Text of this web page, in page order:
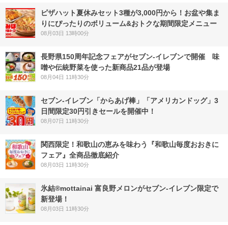
ピザハット夏休みセット3種が3,000円から！お盆や集ま
りにぴったりのボリューム&おトクな期間限定メニュー
08月03日 13時00分
長野県150周年記念フェアがセブン-イレブンで開催 味
噌や伝統野菜を使った新商品21品が登場
08月04日 11時30分
セブン‐イレブン「からあげ棒」「アメリカンドッグ」3
日間限定30円引きセールを開催中！
08月07日 11時30分
関西限定！和歌山の恵みを味わう『和歌山毎度おおきに
フェア』全商品徹底紹介
08月03日 11時30分
氷結®mottainai 富良野メロンがセブン‐イレブン限定で
新登場！
08月03日 11時30分